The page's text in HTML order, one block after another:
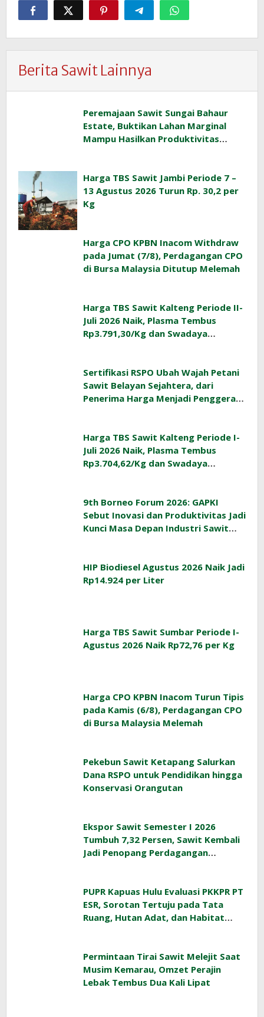
Berita Sawit Lainnya
Peremajaan Sawit Sungai Bahaur
Estate, Buktikan Lahan Marginal
Mampu Hasilkan Produktivitas
Harga TBS Sawit Jambi Periode 7 –
13 Agustus 2026 Turun Rp. 30,2 per
Kg
Harga CPO KPBN Inacom Withdraw
pada Jumat (7/8), Perdagangan CPO
di Bursa Malaysia Ditutup Melemah
Harga TBS Sawit Kalteng Periode II-
Juli 2026 Naik, Plasma Tembus
Rp3.791,30/Kg dan Swadaya
Sertifikasi RSPO Ubah Wajah Petani
Sawit Belayan Sejahtera, dari
Penerima Harga Menjadi Penggerak
Harga TBS Sawit Kalteng Periode I-
Juli 2026 Naik, Plasma Tembus
Rp3.704,62/Kg dan Swadaya
9th Borneo Forum 2026: GAPKI
Sebut Inovasi dan Produktivitas Jadi
Kunci Masa Depan Industri Sawit
HIP Biodiesel Agustus 2026 Naik Jadi
Rp14.924 per Liter
Harga TBS Sawit Sumbar Periode I-
Agustus 2026 Naik Rp72,76 per Kg
Harga CPO KPBN Inacom Turun Tipis
pada Kamis (6/8), Perdagangan CPO
di Bursa Malaysia Melemah
Pekebun Sawit Ketapang Salurkan
Dana RSPO untuk Pendidikan hingga
Konservasi Orangutan
Ekspor Sawit Semester I 2026
Tumbuh 7,32 Persen, Sawit Kembali
Jadi Penopang Perdagangan
PUPR Kapuas Hulu Evaluasi PKKPR PT
ESR, Sorotan Tertuju pada Tata
Ruang, Hutan Adat, dan Habitat
Permintaan Tirai Sawit Melejit Saat
Musim Kemarau, Omzet Perajin
Lebak Tembus Dua Kali Lipat